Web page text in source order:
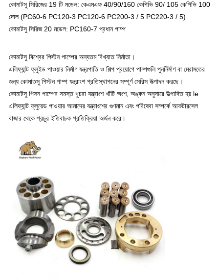
কোমাটসু সিরিজের 19 টি মডেল: কেএমএফ 40/90/160 কেপিভি 90/ 105 কেপিভি 100
দোল (PC60-6 PC120-3 PC120-6 PC200-3 / 5 PC220-3 / 5)
কোমাটসু সিরিজ 20 মডেল: PC160-7 প্রধান পাম্প
কোমাটসু বিশ্বের পিস্টন পাম্পের অন্যতম বিখ্যাত নির্মাতা।
এলিফ্যান্ট ফ্লুইড পাওয়ার নির্মাণ যন্ত্রপাতি ও শিল্প প্রয়োগে পাম্পগুলি পুনর্নির্মাণ বা মেরামতের
জন্য কোমাতসু পিস্টন পাম্প যন্ত্রাংশ প্রতিস্থাপনের সম্পূর্ণ সেরিস উত্পাদন করছে।
কোমাটসু পিসন পাম্পের সমস্ত খুচরা যন্ত্রাংশ খাঁটি অংশ, অঙ্কন অনুসারে উত্পাদিত হয় le
এলিফ্যান্ট ফ্লুয়েড পাওয়ার আমাদের যন্ত্রাংশের গুণমান এবং পরিষেবা সম্পর্কে আফটারসেল
বাজার থেকে প্রচুর ইতিবাচক প্রতিক্রিয়া অর্জন করে।